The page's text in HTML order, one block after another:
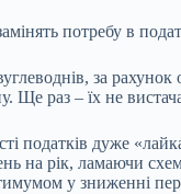
потребу в
за
Ще раз – їх не
податків дуже
на рік, ламаючи
у зниженні